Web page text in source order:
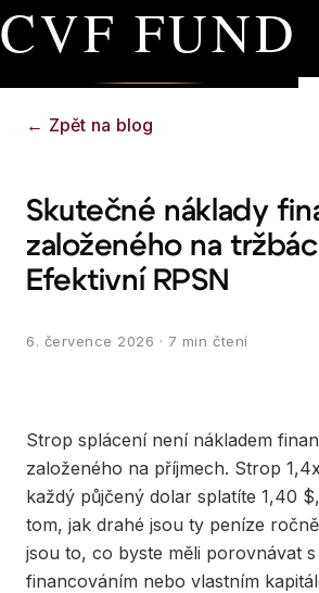
CVF FUND
← Zpět na blog
Skutečné náklady
založeného na
Efektivní RPSN
6. července 2026 · 7 min čtení
Strop splácení není nákladem
založeného na příjmech. Strop
každý půjčený dolar splatíte 1,40
tom, jak drahé jsou ty peníze
jsou to, co byste měli porovnávat
financováním nebo vlastním